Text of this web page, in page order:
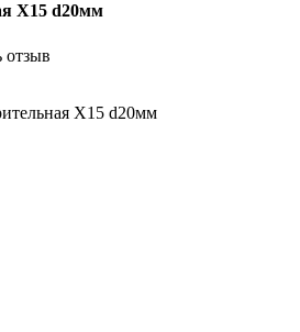
X15 d20мм
отзыв
X15 d20мм